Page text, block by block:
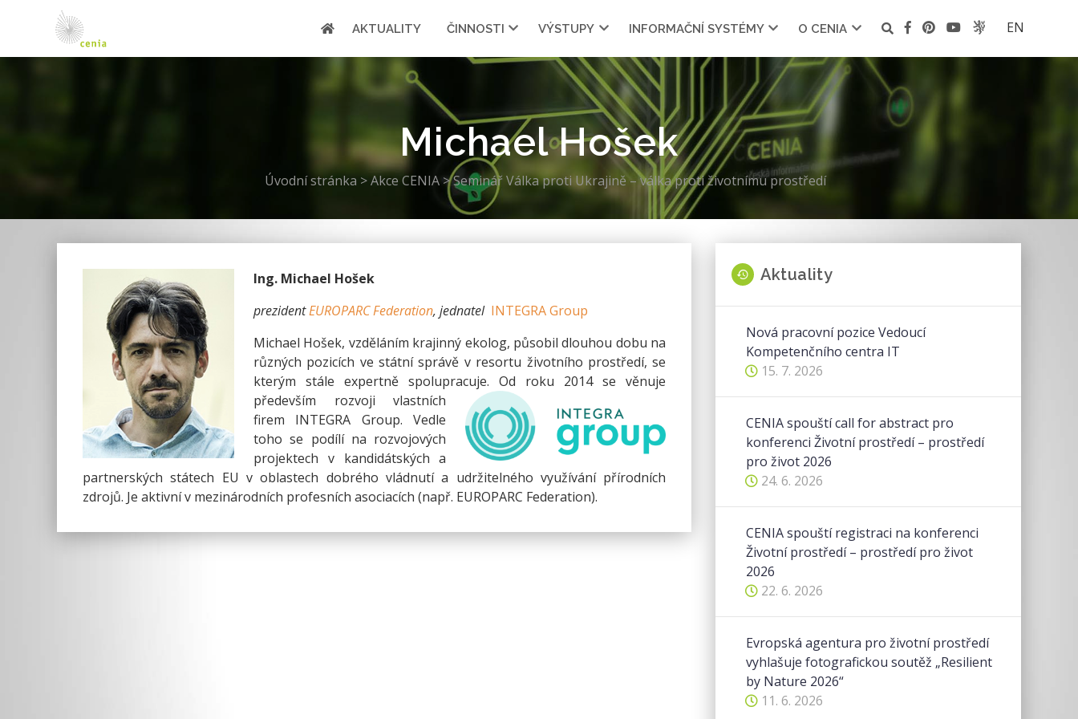
AKTUALITY ČINNOSTI VÝSTUPY INFORMAČNÍ SYSTÉMY O CENIA EN
Michael Hošek
Úvodní stránka >Akce CENIA>Seminář Válka proti Ukrajině – válka proti životnímu prostředí
Ing. Michael Hošek
prezidentEUROPARC Federation, jednatel INTEGRA Group
Michael Hošek, vzděláním krajinný ekolog, působil dlouhou dobu na
různých pozicích ve státní správě v resortu životního prostředí, se
kterým stále expertně spolupracuje.Od roku 2014 se věnuje
především rozvoji vlastních
firem INTEGRA Group. Vedle
toho se podílí na rozvojových
projektech v kandidátských a
partnerských státech EU v oblastech dobrého vládnutí a udržitelného využívání přírodních
zdrojů. Je aktivní v mezinárodních profesních asociacích (např. EUROPARC Federation).
Aktuality
Nová pracovní pozice Vedoucí
Kompetenčního centra IT
15. 7. 2026
CENIA spouští call for abstract pro
konferenci Životní prostředí – prostředí
pro život 2026
24. 6. 2026
CENIA spouští registraci na konferenci
Životní prostředí – prostředí pro život
2026
22. 6. 2026
Evropská agentura pro životní prostředí
vyhlašuje fotografickou soutěž „Resilient
by Nature 2026“
11. 6. 2026